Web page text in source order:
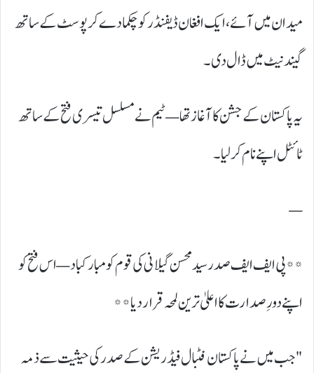
میدان میں آئے، ایک افغان ڈیفنڈر کو چکما دے کر پوسٹ کے ساتھ
گیند نیٹ میں ڈال دی۔
یہ پاکستان کے جشن کا آغاز تھا — ٹیم نے مسلسل تیسری فتح کے ساتھ
ٹائٹل اپنے نام کر لیا۔
—
**پی ایف ایف صدر سید محسن گیلانی کی قوم کو مبارکباد — اس فتح کو
اپنے دورِ صدارت کا اعلیٰ ترین لمحہ قرار دیا**
"جب میں نے پاکستان فٹبال فیڈریشن کے صدر کی حیثیت سے ذمہ